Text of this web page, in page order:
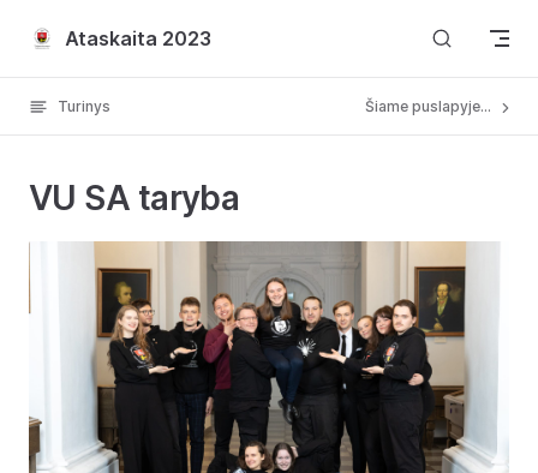
Skip to content
Ataskaita 2023
Turinys Šiame puslapyje...
VU SA taryba